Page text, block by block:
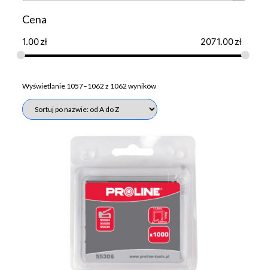
Cena
1.00zł 2071.00zł
Wyświetlanie 1057–1062 z 1062 wyników